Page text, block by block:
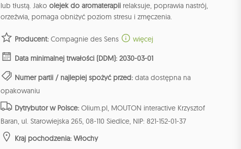
lub tłustą. Jako olejek do aromaterapii relaksuje, poprawia nastrój,
orzeźwia, pomaga obniżyć poziom stresu i zmęczenia.
Producent: Compagnie des Sens więcej
Data minimalnej trwałości (DDM): 2030-03-01
Numer partii / najlepiej spożyć przed: data dostępna na
opakowaniu
Dytrybutor w Polsce: Olium.pl, MOUTON interactive Krzysztof
Baran, ul. Starowiejska 265, 08-110 Siedlce, NIP: 821-152-01-37
Kraj pochodzenia: Włochy